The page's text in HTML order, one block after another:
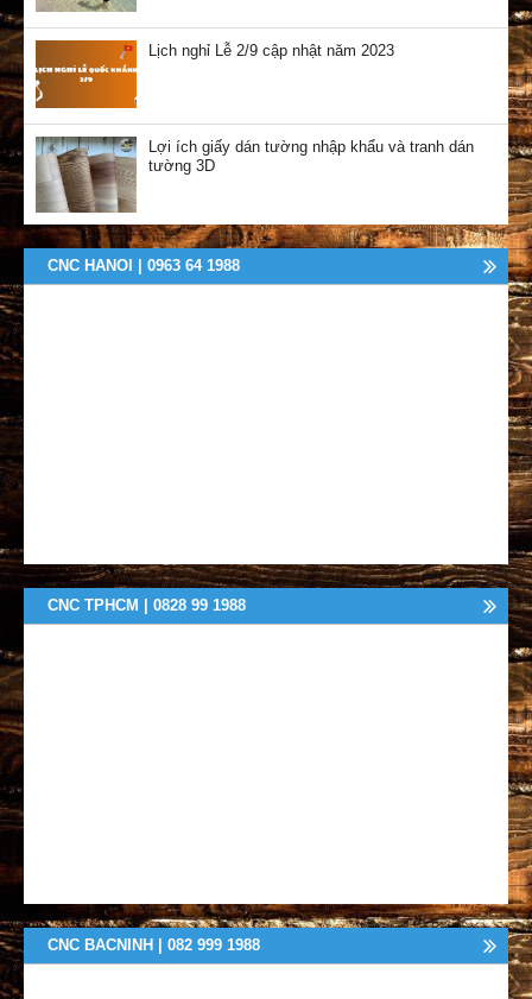
Lịch nghỉ Lễ 2/9 cập nhật năm 2023
Lợi ích giấy dán tường nhập khẩu và tranh dán
tường 3D
CNC HANOI | 0963 64 1988
CNC TPHCM | 0828 99 1988
CNC BACNINH | 082 999 1988